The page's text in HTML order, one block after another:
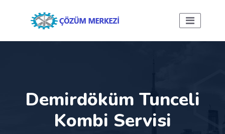
Demirdöküm Tunceli
Kombi Servisi